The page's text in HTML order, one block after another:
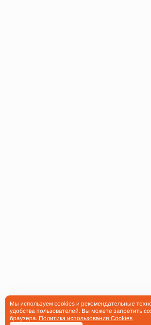
Мы используем cookies и рекомендательные
удобства пользователей. Вы можете запретить
браузера. Политика использования Cookies